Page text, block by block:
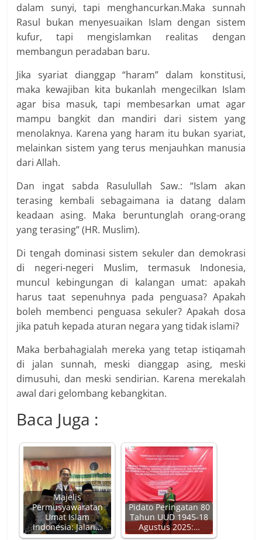
dalam sunyi, tapi menghancurkan.Maka sunnah
Rasul bukan menyesuaikan Islam dengan sistem
kufur, tapi mengislamkan realitas dengan
membangun peradaban baru.
Jika syariat dianggap “haram” dalam konstitusi,
maka kewajiban kita bukanlah mengecilkan Islam
agar bisa masuk, tapi membesarkan umat agar
mampu bangkit dan mandiri dari sistem yang
menolaknya. Karena yang haram itu bukan syariat,
melainkan sistem yang terus menjauhkan manusia
dari Allah.
Dan ingat sabda Rasulullah Saw.: “Islam akan
terasing kembali sebagaimana ia datang dalam
keadaan asing. Maka beruntunglah orang-orang
yang terasing” (HR. Muslim).
Di tengah dominasi sistem sekuler dan demokrasi
di negeri-negeri Muslim, termasuk Indonesia,
muncul kebingungan di kalangan umat: apakah
harus taat sepenuhnya pada penguasa? Apakah
boleh membenci penguasa sekuler? Apakah dosa
jika patuh kepada aturan negara yang tidak islami?
Maka berbahagialah mereka yang tetap istiqamah
di jalan sunnah, meski dianggap asing, meski
dimusuhi, dan meski sendirian. Karena merekalah
awal dari gelombang kebangkitan.
Baca Juga :
Majelis
Permusyawaratan
Umat Islam
Indonesia: Jalan…
Pidato Peringatan 80
Tahun UUD 1945-18
Agustus 2025:…